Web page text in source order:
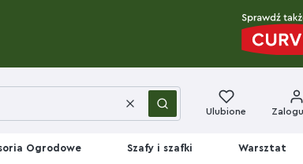
WyczyśćSzukaj Ulubione
Ogrodowe Szafy i szafki Warsztat